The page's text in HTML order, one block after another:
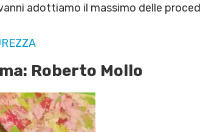
adottiamo il massimo delle
Roberto Mollo